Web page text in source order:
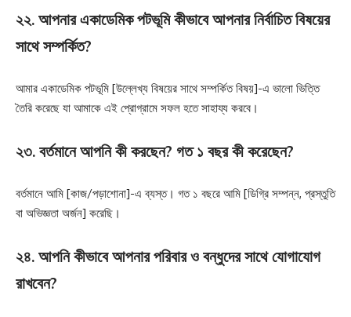
২২. আপনার একাডেমিক পটভূমি কীভাবে আপনার নির্বাচিত বিষয়ের
সাথে সম্পর্কিত?
আমার একাডেমিক পটভূমি [উল্লেখ্য বিষয়ের সাথে সম্পর্কিত বিষয়]-এ ভালো ভিত্তি
তৈরি করেছে যা আমাকে এই প্রোগ্রামে সফল হতে সাহায্য করবে।
২৩. বর্তমানে আপনি কী করছেন? গত ১ বছর কী করেছেন?
বর্তমানে আমি [কাজ/পড়াশোনা]-এ ব্যস্ত। গত ১ বছরে আমি [ডিগ্রি সম্পন্ন, প্রস্তুতি
বা অভিজ্ঞতা অর্জন] করেছি।
২৪. আপনি কীভাবে আপনার পরিবার ও বন্ধুদের সাথে যোগাযোগ
রাখবেন?